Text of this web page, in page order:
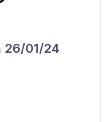
26/01/24